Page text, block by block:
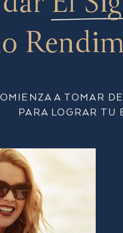
A TOMAR
PARA LOGRAR TU